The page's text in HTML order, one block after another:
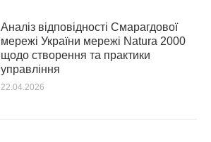
Аналіз відповідності Смарагдової
мережі України мережі Natura 2000
щодо створення та практики
управління
22.04.2026